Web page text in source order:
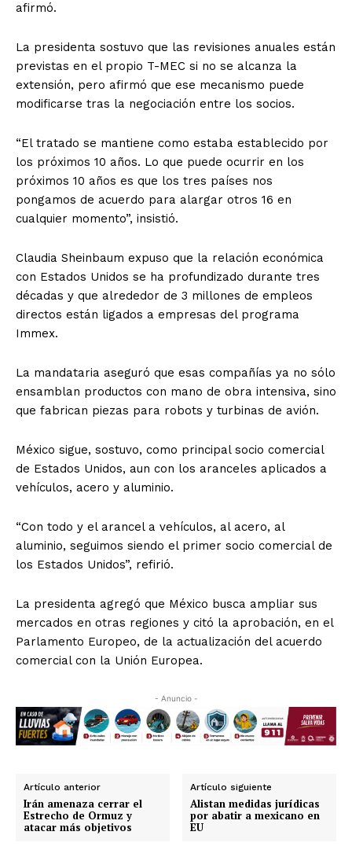
afirmó.
La presidenta sostuvo que las revisiones anuales están
previstas en el propio T-MEC si no se alcanza la
extensión, pero afirmó que ese mecanismo puede
modificarse tras la negociación entre los socios.
“El tratado se mantiene como estaba establecido por
los próximos 10 años. Lo que puede ocurrir en los
próximos 10 años es que los tres países nos
pongamos de acuerdo para alargar otros 16 en
cualquier momento”, insistió.
Claudia Sheinbaum expuso que la relación económica
con Estados Unidos se ha profundizado durante tres
décadas y que alrededor de 3 millones de empleos
directos están ligados a empresas del programa
Immex.
La mandataria aseguró que esas compañías ya no sólo
ensamblan productos con mano de obra intensiva, sino
que fabrican piezas para robots y turbinas de avión.
México sigue, sostuvo, como principal socio comercial
de Estados Unidos, aun con los aranceles aplicados a
vehículos, acero y aluminio.
“Con todo y el arancel a vehículos, al acero, al
aluminio, seguimos siendo el primer socio comercial de
los Estados Unidos”, refirió.
La presidenta agregó que México busca ampliar sus
mercados en otras regiones y citó la aprobación, en el
Parlamento Europeo, de la actualización del acuerdo
comercial con la Unión Europea.
- Anuncio -
Artículo anterior
Irán amenaza cerrar el
Estrecho de Ormuz y
atacar más objetivos
Artículo siguiente
Alistan medidas jurídicas
por abatir a mexicano en
EU